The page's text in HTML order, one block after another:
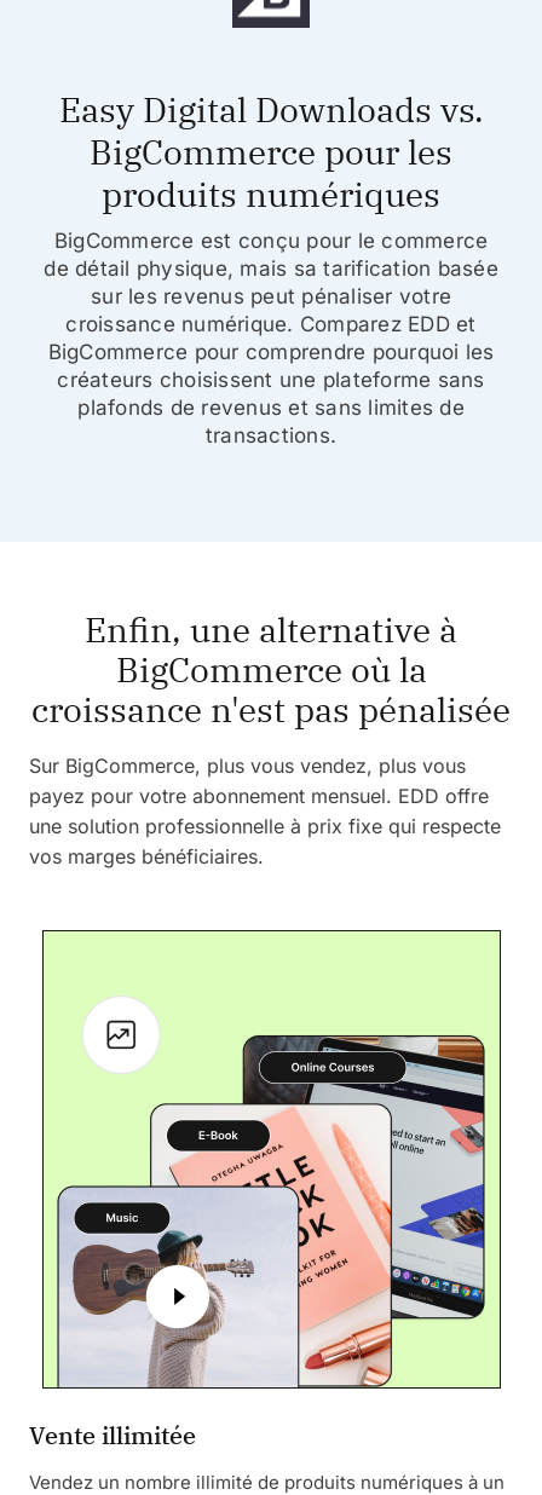
Easy Digital Downloads vs.
BigCommerce pour les
produits numériques
BigCommerce est conçu pour le commerce
de détail physique, mais sa tarification basée
sur les revenus peut pénaliser votre
croissance numérique. Comparez EDD et
BigCommerce pour comprendre pourquoi les
créateurs choisissent une plateforme sans
plafonds de revenus et sans limites de
transactions.
Enfin, une alternative à
BigCommerce où la
croissance n'est pas pénalisée
Sur BigCommerce, plus vous vendez, plus vous
payez pour votre abonnement mensuel. EDD offre
une solution professionnelle à prix fixe qui respecte
vos marges bénéficiaires.
Vente illimitée
Vendez un nombre illimité de produits numériques à un